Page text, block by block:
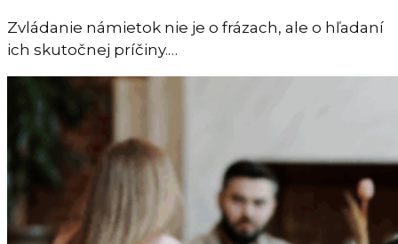
Zvládanie námietok nie je o frázach, ale o hľadaní
ich skutočnej príčiny.…